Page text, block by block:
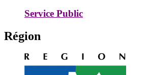
Service Public
Région